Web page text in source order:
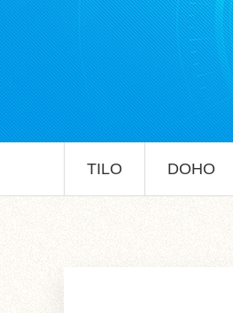
TILO DOHO